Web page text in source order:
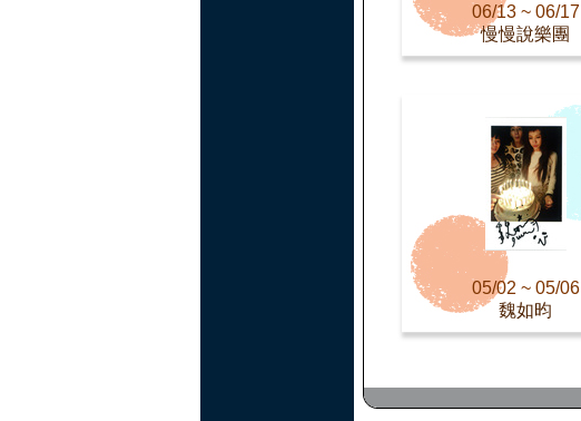
06/13 ~ 06/17
慢慢說樂團
05/02 ~ 05/06
魏如昀